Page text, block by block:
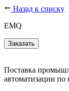
Назад к списку
EMQ
Заказать
Поставка
автоматизации по